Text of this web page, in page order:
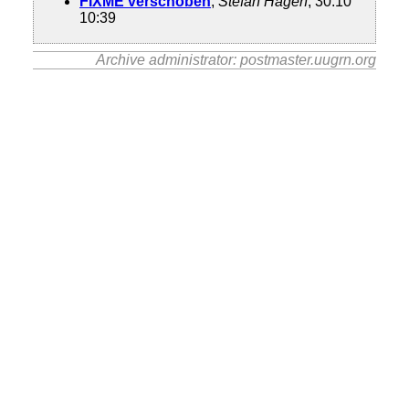
10:39
Archive administrator: postmaster.uugrn.org